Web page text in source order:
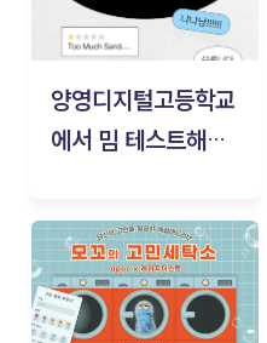
양영디지털고등학교
에서 밈 테스트해보